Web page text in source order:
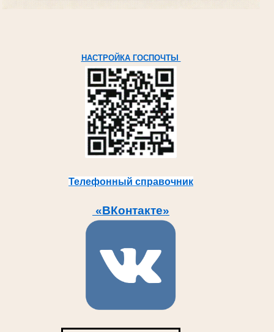
НАСТРОЙКА ГОСПОЧТЫ
Телефонный справочник
«ВКонтакте»